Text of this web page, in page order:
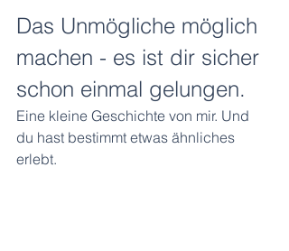
Das Unmögliche möglich
machen - es ist dir sicher
schon einmal gelungen.
Eine kleine Geschichte von mir. Und
du hast bestimmt etwas ähnliches
erlebt.